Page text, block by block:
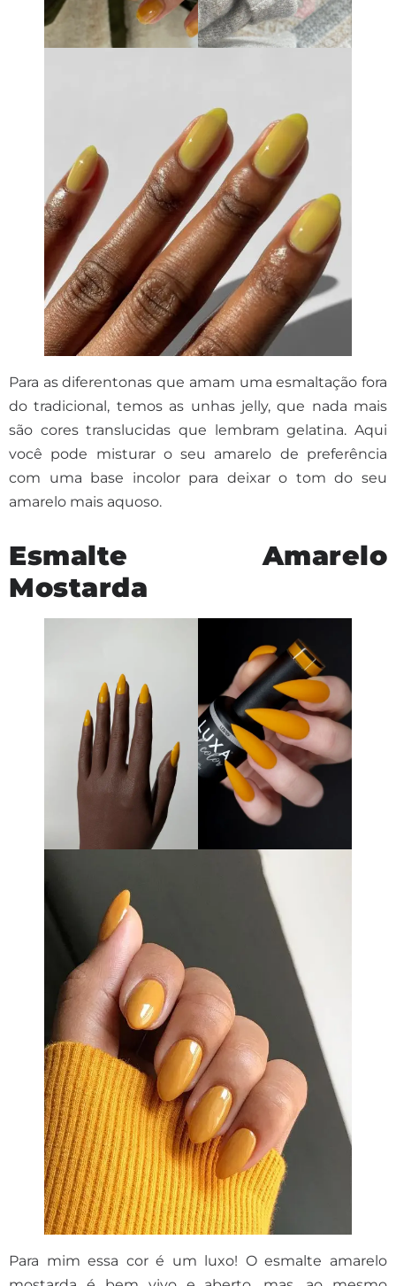
Para as diferentonas que amam uma esmaltação fora
do tradicional, temos as unhas jelly, que nada mais
são cores translucidas que lembram gelatina. Aqui
você pode misturar o seu amarelo de preferência
com uma base incolor para deixar o tom do seu
amarelo mais aquoso.
Esmalte Amarelo
Mostarda
Para mim essa cor é um luxo! O esmalte amarelo